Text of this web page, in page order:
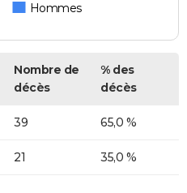
Hommes
Nombre de
décès
% des
décès
39 65,0 %
21 35,0 %